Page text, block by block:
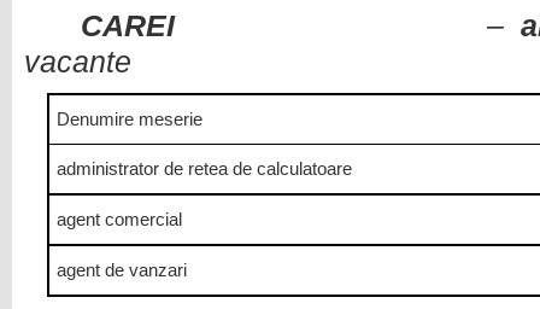
CAREI –
vacante
Denumire meserie
administrator de retea de calculatoare
agent comercial
agent de vanzari